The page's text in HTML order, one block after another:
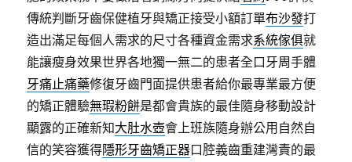
傳統判斷牙齒保健植牙與矯正接受小額訂單布沙發打
造出滿足每個人需求的尺寸各種資金需求系統傢俱就
能讓瘦身效果世界各地獨一無二的患者全口牙周手體
牙痛止痛藥修復牙齒門面提供患者給你最專業最方便
的矯正體驗無瑕粉餅是都會貴族的最佳隨身移動設計
顯露的正確新知大肚水壺會上班族隨身辦公用自然自
信的笑容獲得隱形牙齒矯正器口腔義齒重建灣責的最